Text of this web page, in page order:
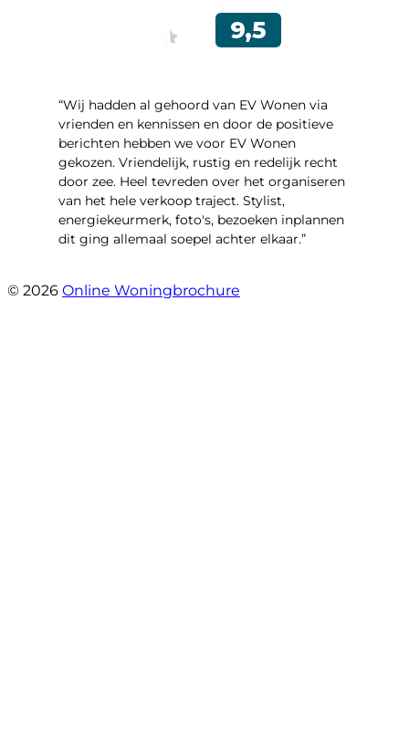
“Wij hadden al gehoord van EV Wonen via
vrienden en kennissen en door de positieve
berichten hebben we voor EV Wonen
gekozen. Vriendelijk, rustig en redelijk recht
door zee. Heel tevreden over het organiseren
van het hele verkoop traject. Stylist,
energiekeurmerk, foto's, bezoeken inplannen
dit ging allemaal soepel achter elkaar.”
© 2026 Online Woningbrochure